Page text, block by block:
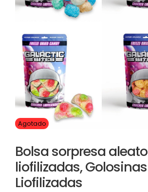
Agotado
Bolsa sorpresa
liofilizadas, Golosinas
Liofilizadas